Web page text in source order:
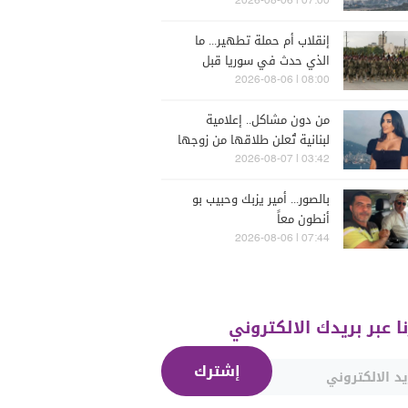
إنقلاب أم حملة تطهير... ما
الذي حدث في سوريا قبل
يومين؟
08:00 | 2026-08-06
من دون مشاكل.. إعلامية
لبنانية تُعلن طلاقها من زوجها
رجل الأعمال
03:42 | 2026-08-07
بالصور... أمير يزبك وحبيب بو
أنطون معاً
07:44 | 2026-08-06
عبر بريدك الالكتروني
إشترك